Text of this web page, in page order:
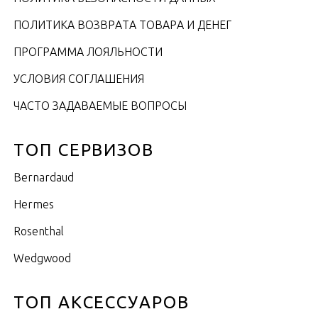
ПОЛИТИКА ВОЗВРАТА ТОВАРА И ДЕНЕГ
ПРОГРАММА ЛОЯЛЬНОСТИ
УСЛОВИЯ СОГЛАШЕНИЯ
ЧАСТО ЗАДАВАЕМЫЕ ВОПРОСЫ
ТОП СЕРВИЗОВ
Bernardaud
Hermes
Rosenthal
Wedgwood
ТОП АКСЕССУАРОВ